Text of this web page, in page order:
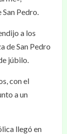
Pedro.
a los
de San Pedro
júbilo.
con el
a un
llegó en